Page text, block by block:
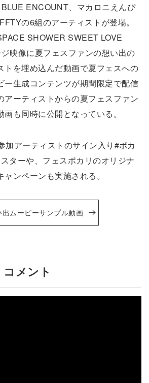
ENCOUNT、マカロニえんぴ
の6組のアーティストが登場。
SHOWER SWEET LOVE
映像に夏フェスファンの想い出の
トを埋め込んだ動画で夏フェスへの
ー生成コンテンツが期間限定で配信
アーティストからの夏フェスファン
も同時に公開となっている。
加アーティストのサイン入り#ポカ
ターや、フェスポカリのオリジナ
ンペーンも実施される。
出ムービーサンプル動画
メント